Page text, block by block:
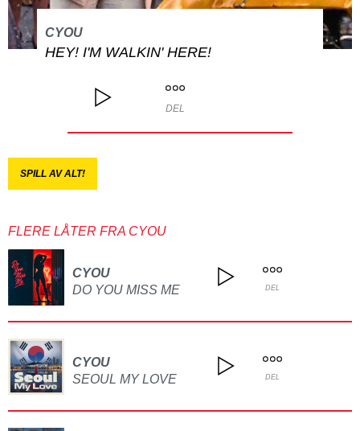
CYOU
HEY! I'M WALKIN' HERE!
DEL
SPILL AV ALT!
FLERE LÅTER FRA CYOU
CYOU
DO YOU MISS ME
DEL
CYOU
SEOUL MY LOVE
DEL